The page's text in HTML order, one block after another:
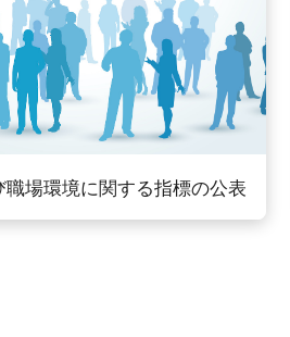
職場環境に関する指標の公表